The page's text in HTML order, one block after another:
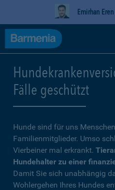
Emirhan
Fälle geschützt
Hunde sind für uns
Familienmitglieder. Umso
Vierbeiner mal erkrankt.
Hundehalter zu einer
Damit Sie sich unabhängig
Wohlergehen Ihres Hundes